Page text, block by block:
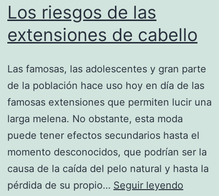
Los riesgos de las
extensiones de cabello
Las famosas, las adolescentes y gran parte
de la población hace uso hoy en día de las
famosas extensiones que permiten lucir una
larga melena. No obstante, esta moda
puede tener efectos secundarios hasta el
momento desconocidos, que podrían ser la
causa de la caída del pelo natural y hasta la
pérdida de su propio… Seguir leyendo